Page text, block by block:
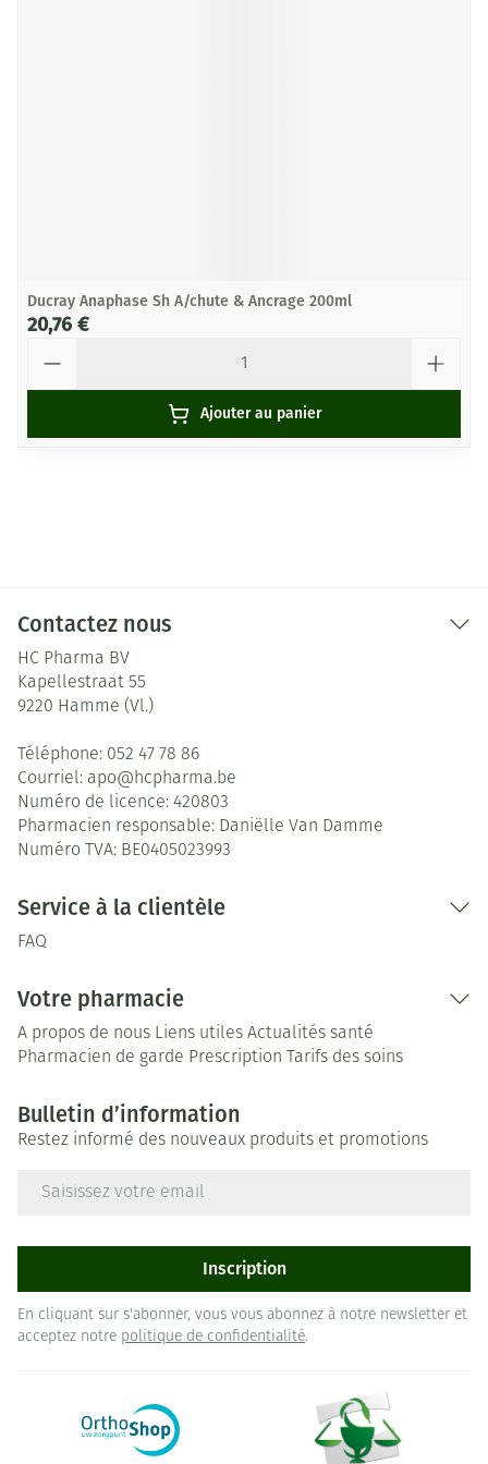
Ducray Anaphase Sh A/chute & Ancrage 200ml
20,76 €
Ajouter au panier
Contactez nous
HC Pharma BV
Kapellestraat 55
9220 Hamme (Vl.)
Téléphone: 052 47 78 86
Courriel: apo@hcpharma.be
Numéro de licence: 420803
Pharmacien responsable: Daniëlle Van Damme
Numéro TVA: BE0405023993
Service à la clientèle
FAQ
Votre pharmacie
A propos de nous Liens utiles Actualités santé
Pharmacien de garde Prescription Tarifs des soins
Bulletin d’information
Restez informé des nouveaux produits et promotions
Inscription
En cliquant sur s'abonner, vous vous abonnez à notre newsletter et
acceptez notre politique de confidentialité.